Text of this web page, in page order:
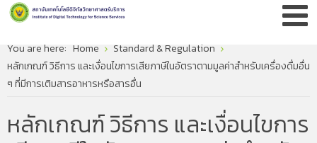
You are here: Home
Standard & Regulation
หลักเกณฑ์ วิธีการ และเงื่อนไขการเสียภาษีในอัตราตามมูลค่าสำหรับเครื่องดื่มอื่น
ๆ ที่มีการเติมสารอาหารหรือสารอื่น
หลักเกณฑ์ วิธีการ และเงื่อนไขการ